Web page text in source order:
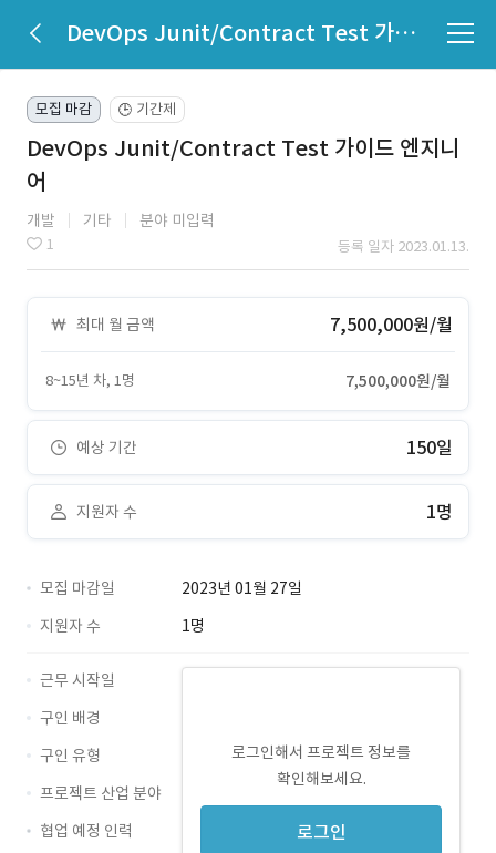
DevOps Junit/Contract Test 가이드 엔지니어
모집 마감 🕒 기간제
DevOps Junit/Contract Test 가이드 엔지니
어
개발 기타 분야 미입력
1 등록 일자 2023.01.13.
최대 월 금액 7,500,000원/월
8~15년 차, 1명 7,500,000원/월
예상 기간 150일
지원자 수 1명
모집 마감일
2023년 01월 27일
지원자 수
1명
로그인해서 프로젝트 정보를
확인해보세요.
로그인
근무 시작일
구인 배경
구인 유형
프로젝트 산업 분야
협업 예정 인력